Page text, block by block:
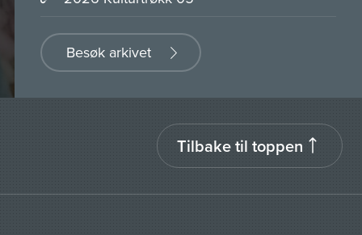
Besøk arkivet
Tilbake til toppen